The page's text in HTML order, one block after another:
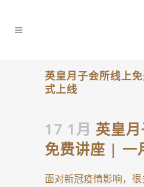
英皇月子会所线上
式上线
17 1月 英皇
免费讲座 | 一
面对新冠疫情影响，